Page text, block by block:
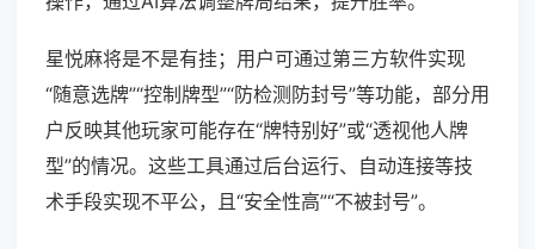
星悦麻将是不是有挂；用户可通过第三方软件实现
“随意选牌”“控制牌型”“防检测防封号”等功能，部分用
户反映其他玩家可能存在“牌特别好”或“透视他人牌
型”的情况。这些工具通过后台运行、自动连接等技
术手段实现不平公，且“安全性高”“不被封号”。